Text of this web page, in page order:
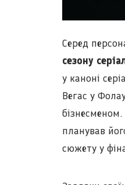
Серед
сезону
у каноні
Вегас у
планував
сюжету у